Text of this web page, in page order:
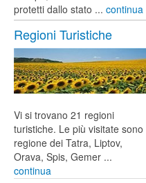
protetti dallo stato ... continua
Regioni Turistiche
Vi si trovano 21 regioni
turistiche. Le più visitate sono
regione dei Tatra, Liptov,
Orava, Spis, Gemer ...
continua